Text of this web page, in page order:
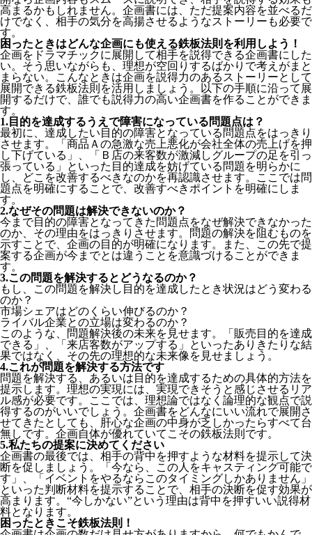
高まるかもしれません。企画書には、ただ提案内容を並べるだ
けでなく、相手の気分を高揚させるようなストーリーも必要で
す。
困ったときはどんな企画にも使える鉄板法則を利用しよう！
企画をドラマチックに展開して相手を説得できる企画書にした
い。そう思いながらも、理想が空回りするばかりで考えがまと
まらない。こんなときは企画を説得力のあるストーリーとして
展開できる鉄板法則を活用しましょう。以下の手順に沿って展
開するだけで、誰でも説得力の高い企画書を作ることができま
す。
1.目的を達成するうえで障害になっている問題点は？
最初に、達成したい目的の障害となっている問題点をはっきり
させます。「商品Ａの急激な売上悪化が会社全体の売上げを押
し下げている」、「Ｂ店の来客数が激減しグループの足を引っ
張っている」といった目的達成を妨げている問題を明らかに
し、どこを改善するべきなのかを再認識させます。ここでは問
題点を明確にすることで、改善すべきポイントを明確にしま
す。
2.なぜその問題は解決できないのか？
今まで目的の障害となってきた問題点をなぜ解決できなかった
のか、その理由をはっきりさせます。問題の解決を阻むものを
示すことで、企画の目的が明確になります。また、この先で提
案する企画が今までとは違うことを意識づけることができま
す。
3.この問題を解決するとどうなるのか？
もし、この問題を解決し目的を達成したとき状況はどう変わる
のか？
市場シェアはどのくらい伸びるのか？
ライバル企業との立場は変わるのか？
このような、問題解決後の未来を見せます。「販売目的を達成
できる」、「来店客数がアップする」といったありきたりな結
果ではなく、その先の理想的な未来像を見せましょう。
4.これが問題を解決する方法です
問題を解決する、あるいは目的を達成するための具体的方法を
提示します。理想の実現には、実現できそうと感じさせるリア
ル感が必要です。ここでは、理想論ではなく論理的な観点で説
得するのがいいでしょう。企画書をどんなにいい流れで展開さ
せてきたとしても、肝心な企画の中身が乏しかったらすべて台
無しです。企画自体が優れていてこその鉄板法則です。
5.私たちの提案に決めてください
企画書の最後では、相手の背中を押すような材料を提示して決
断を促しましょう。「今なら、この人をキャスティング可能で
す」、「イベントをやるならこのタイミングしかありません」
といった判断材料を提示することで、相手の決断を促す効果が
高まります。“今しかない”という理由は背中を押すいい説得材
料となります。
困ったときこそ鉄板法則！